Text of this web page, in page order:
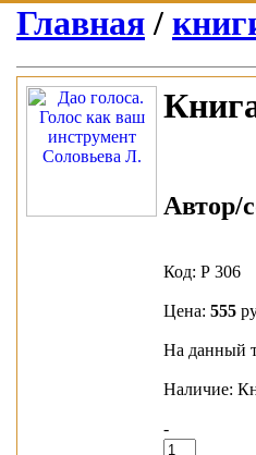
Главная /
Автор/
Код: Р 306
Цена: 555
На данный
Наличие:
-